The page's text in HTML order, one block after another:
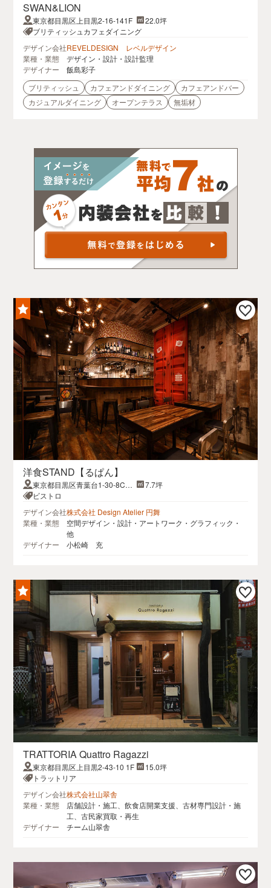
SWAN&LION
東京都目黒区上目黒2-16-141F
22.0坪
ブリティッシュカフェダイニング
デザイン会社REVELDESIGN レベルデザイン
業種・業態
デザイン・設計・設計監理
デザイナー
飯島彩子
ブリティッシュ
カフェアンドダイニング
カフェアンドバー
カジュアルダイニング
オープンテラス 無垢材
洋食STAND【るぱん】
東京都目黒区青葉台1-30-8CAS
A青葉台101
7.7坪
ビストロ
デザイン会社株式会社 Design Atelier 円舞
業種・業態
空間デザイン・設計・アートワーク・グラフィック・
他
デザイナー
小松崎 充
TRATTORIA Quattro Ragazzi
東京都目黒区上目黒2-43-10 1F
15.0坪
トラットリア
デザイン会社株式会社山翠舎
業種・業態
店舗設計・施工、飲食店開業支援、古材専門設計・施
工、古民家買取・再生
デザイナー
チーム山翠舎